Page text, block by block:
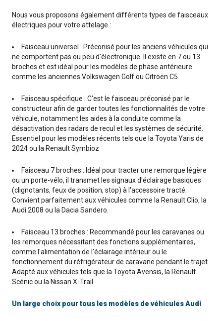
Nous vous proposons également différents types de faisceaux
électriques pour votre attelage :
Faisceau universel : Préconisé pour les anciens véhicules qui
ne comportent pas ou peu d'électronique. Il existe en 7 ou 13
broches et est idéal pour les modèles de phase antérieure
comme les anciennes Volkswagen Golf ou Citroën C5.
Faisceau spécifique : C'est le faisceau préconisé par le
constructeur afin de garder toutes les fonctionnalités de votre
véhicule, notamment les aides à la conduite comme la
désactivation des radars de recul et les systèmes de sécurité.
Essentiel pour les modèles récents tels que la Toyota Yaris de
2024 ou la Renault Symbioz
Faisceau 7 broches : Idéal pour tracter une remorque légère
ou un porte-vélo, il transmet les signaux d'éclairage basiques
(clignotants, feux de position, stop) à l'accessoire tracté.
Convient parfaitement aux véhicules comme la Renault Clio, la
Audi 2008 ou la Dacia Sandero.
Faisceau 13 broches : Recommandé pour les caravanes ou
les remorques nécessitant des fonctions supplémentaires,
comme l'alimentation de l'éclairage intérieur ou le
fonctionnement du réfrigérateur de caravane pendant le trajet.
Adapté aux véhicules tels que la Toyota Avensis, la Renault
Scénic ou la Nissan X-Trail.
Un large choix pour tous les modèles de véhicules Audi